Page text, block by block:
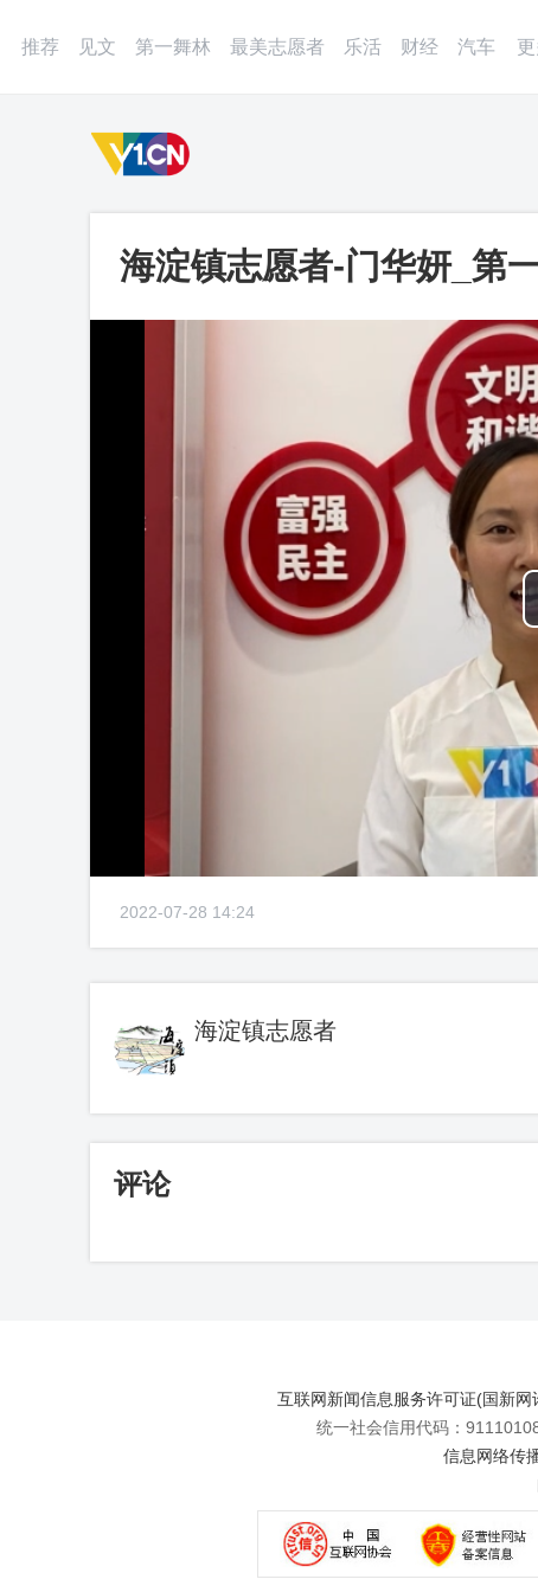
推荐 见文 第一舞林 最美志愿者 乐活 财经 汽车
海淀镇志愿者-门华妍_第
2022-07-28 14:24
海淀镇志愿者
评论
互联网新闻信息服务许可证(国新
统一社会信用代码：
信息网络传